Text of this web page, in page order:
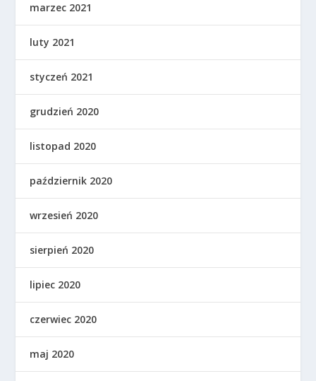
marzec 2021
luty 2021
styczeń 2021
grudzień 2020
listopad 2020
październik 2020
wrzesień 2020
sierpień 2020
lipiec 2020
czerwiec 2020
maj 2020